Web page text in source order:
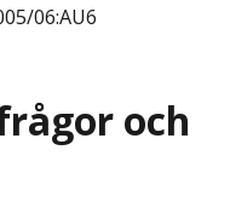
06:AU6
och